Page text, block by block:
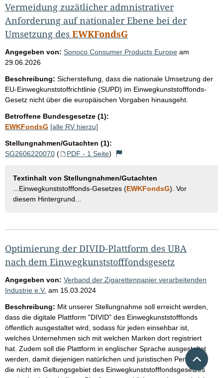
Vermeidung zuzätlicher admnistrativer
Anforderung auf nationaler Ebene bei der
Umsetzung des EWKFondsG
Angegeben von: Sonoco Consumer Products Europe am
29.06.2026
Beschreibung: Sicherstellung, dass die nationale Umsetzung der
EU‑Einwegkunststoffrichtlinie (SUPD) im Einwegkunststofffonds-
Gesetz nicht über die europäischen Vorgaben hinausgeht.
Betroffene Bundesgesetze (1):
EWKFondsG [alle RV hierzu]
Stellungnahmen/Gutachten (1):
SG2606220070 ( PDF - 1 Seite)
Textinhalt von Stellungnahmen/Gutachten
...Einwegkunststofffonds-Gesetzes (EWKFondsG). Vor
diesem Hintergrund...
Optimierung der DIVID-Plattform des UBA
nach dem Einwegkunststofffondsgesetz
Angegeben von: Verband der Zigarettenpapier verarbeitenden
Industrie e.V. am 15.03.2024
Beschreibung: Mit unserer Stellungnahme soll erreicht werden,
dass die digitale Plattform "DIVID" des Einwegkunststofffonds
öffentlich ausgestaltet wird, sodass für jeden einsehbar ist,
welches Unternehmen sich mit welchen Marken dort registriert
hat. Zudem soll die Plattform in englischer Sprache ausgestaltet
werden, damit diejenigen natürlichen und juristischen Personen,
die nicht im Geltungsgebiet des Einwegkunststofffondsgesetzes